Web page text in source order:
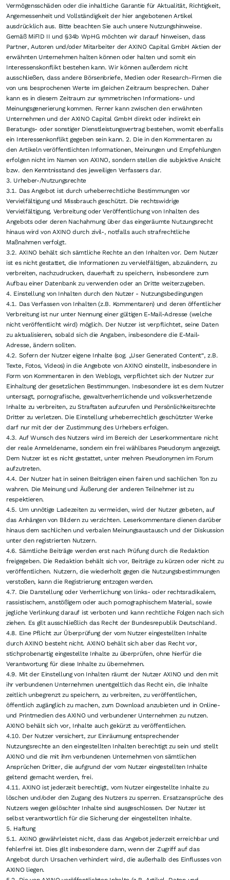
Impressum
Angaben gemäß § 5 TMG: Herausgeber axinocapital.de ist ein Service der
AXINO Capital GmbH · Eugenie-von-Soden-Straße 24/1 73728 Esslingen am
Neckar Deutschland · Geschäftsführer Wolfgang Seybold · Geschäftssitz
Esslingen am Neckar · Handelsregister Handelsregisterbuch: HRB 747234
Register: Amtsgericht Stuttgart · USt-Id Nr. DE279391117 · Inhaltlicher
Verantwortlicher Verantwortlichkeit im Sinne des § 55 des
Rundfunkstaatsvertrages (RStV): AXINO Capital GmbH, Eugenie-von-
Soden-Straße 24/1, 73728 Esslingen am Neckar, Deutschland,
office@axino.com
Nutzungshinweise und Disclaimer
1. Gegenstand
Diese allgemeinen Nutzungsbedingungen regeln den rechtlichen Rahmen für
die Nutzung der folgenden Webseiten der AXINO Capital GmbH und deren
Unterseiten: https://www.axinocapital.de
https://www.youtube.com/channel/UC17lIUp6TeXnnGy4GMdFn3g Sie gelten
zwischen dem Nutzer und der AXINO Capital GmbH, Eugenie-von-Soden-
Straße 24/1, 73728 Esslingen am Neckar, vertreten durch die
Geschäftsführung, nachfolgend „AXINO“ genannt. Durch die Freischaltung
des Nutzers und/oder die Nutzung der o.g. Webseiten akzeptiert der
Nutzer die vorliegenden allgemeinen Nutzungsbedingungen.
2. Leistungsbeschreibung / Disclaimer
2.1. Nachrichten und Artikel beruhen teilweise auf Meldungen großer
Nachrichtenagenturen wie Reuters oder dpa. Kurs- und Preisangaben
werden von Börsen und Banken zur Verfügung gestellt. Diese Inhalte dienen
ausschließlich der Information der Leser und stellen keine wie immer
geartete Handlungsaufforderung dar, weder explizit noch implizit sind sie
als Zusicherung etwaiger Kursentwicklungen zu verstehen. Des Weiteren
ersetzen sie in keinster Weise eine individuelle fachkundige
Anlageberatung. Leser, die aufgrund der hier angebotenen Informationen
Anlageentscheidungen treffen bzw. Transaktionen durchführen, handeln
vollständig auf eigene Gefahr. Der Erwerb von Wertpapieren birgt hohe
Risiken, die bis zum Totalverlust des eingesetzten Kapitals führen können.
Die AXINO Capital GmbH und ihre Autoren schließen jedwede Haftung für
Vermögensschäden oder die inhaltliche Garantie für Aktualität, Richtigkeit,
Angemessenheit und Vollständigkeit der hier angebotenen Artikel
ausdrücklich aus. Bitte beachten Sie auch unsere Nutzungshinweise.
Gemäß MiFID II und §34b WpHG möchten wir darauf hinweisen, dass
Partner, Autoren und/oder Mitarbeiter der AXINO Capital GmbH Aktien der
erwähnten Unternehmen halten können oder halten und somit ein
Interessenskonflikt bestehen kann. Wir können außerdem nicht
ausschließen, dass andere Börsenbriefe, Medien oder Research-Firmen die
von uns besprochenen Werte im gleichen Zeitraum besprechen. Daher
kann es in diesem Zeitraum zur symmetrischen Informations- und
Meinungsgenerierung kommen. Ferner kann zwischen den erwähnten
Unternehmen und der AXINO Capital GmbH direkt oder indirekt ein
Beratungs- oder sonstiger Dienstleistungsvertrag bestehen, womit ebenfalls
ein Interessenkonflikt gegeben sein kann. 2. Die in den Kommentaren zu
den Artikeln veröffentlichten Informationen, Meinungen und Empfehlungen
erfolgen nicht im Namen von AXINO, sondern stellen die subjektive Ansicht
bzw. den Kenntnisstand des jeweiligen Verfassers dar.
3. Urheber-/Nutzungsrechte
3.1. Das Angebot ist durch urheberrechtliche Bestimmungen vor
Vervielfältigung und Missbrauch geschützt. Die rechtswidrige
Vervielfältigung, Verbreitung oder Veröffentlichung von Inhalten des
Angebots oder deren Nachahmung über das eingeräumte Nutzungsrecht
hinaus wird von AXINO durch zivil-, notfalls auch strafrechtliche
Maßnahmen verfolgt.
3.2. AXINO behält sich sämtliche Rechte an den Inhalten vor. Dem Nutzer
ist es nicht gestattet, die Informationen zu vervielfältigen, abzuändern, zu
verbreiten, nachzudrucken, dauerhaft zu speichern, insbesondere zum
Aufbau einer Datenbank zu verwenden oder an Dritte weiterzugeben.
4. Einstellung von Inhalten durch den Nutzer - Nutzungsbedingungen
4.1. Das Verfassen von Inhalten (z.B. Kommentaren) und deren öffentlicher
Verbreitung ist nur unter Nennung einer gültigen E-Mail-Adresse (welche
nicht veröffentlicht wird) möglich. Der Nutzer ist verpflichtet, seine Daten
zu aktualisieren, sobald sich die Angaben, insbesondere die E-Mail-
Adresse, ändern sollten.
4.2. Sofern der Nutzer eigene Inhalte (sog. „User Generated Content“, z.B.
Texte, Fotos, Videos) in die Angebote von AXINO einstellt, insbesondere in
Form von Kommentaren in den Weblogs, verpflichtet sich der Nutzer zur